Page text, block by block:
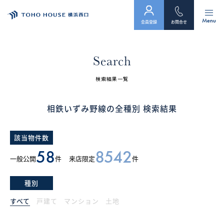
会社案内
お客様の声
Menu
お問合せ
会員登録
Search
検索結果一覧
相鉄いずみ野線の全種別 検索結果
該当物件数
一般公開58件 来店限定8542件
種別
すべて
戸建て マンション 土地